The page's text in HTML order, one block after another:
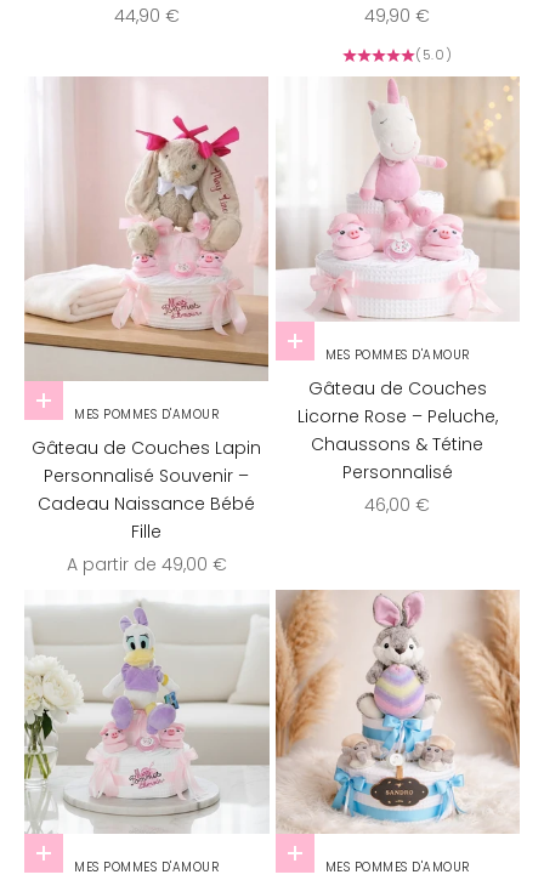
Prix de vente
44,90 € Prix de vente
49,90 €
(5.0)
Choisir les options
MES POMMES D'AMOUR
Gâteau de Couches Lapin
Personnalisé Souvenir –
Cadeau Naissance Bébé
Fille
Prix de vente
A partir de 49,00 €
Ajouter au panier
MES POMMES D'AMOUR
Gâteau de Couches
Licorne Rose – Peluche,
Chaussons & Tétine
Personnalisé
Prix de vente
46,00 €
Ajouter au panier
MES POMMES D'AMOUR Ajouter au panier
MES POMMES D'AMOUR